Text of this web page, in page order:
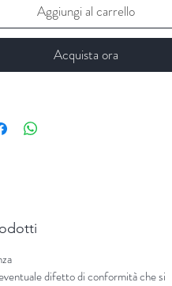
Aggiungi al carrello
Acquista ora
difetto di conformità che si